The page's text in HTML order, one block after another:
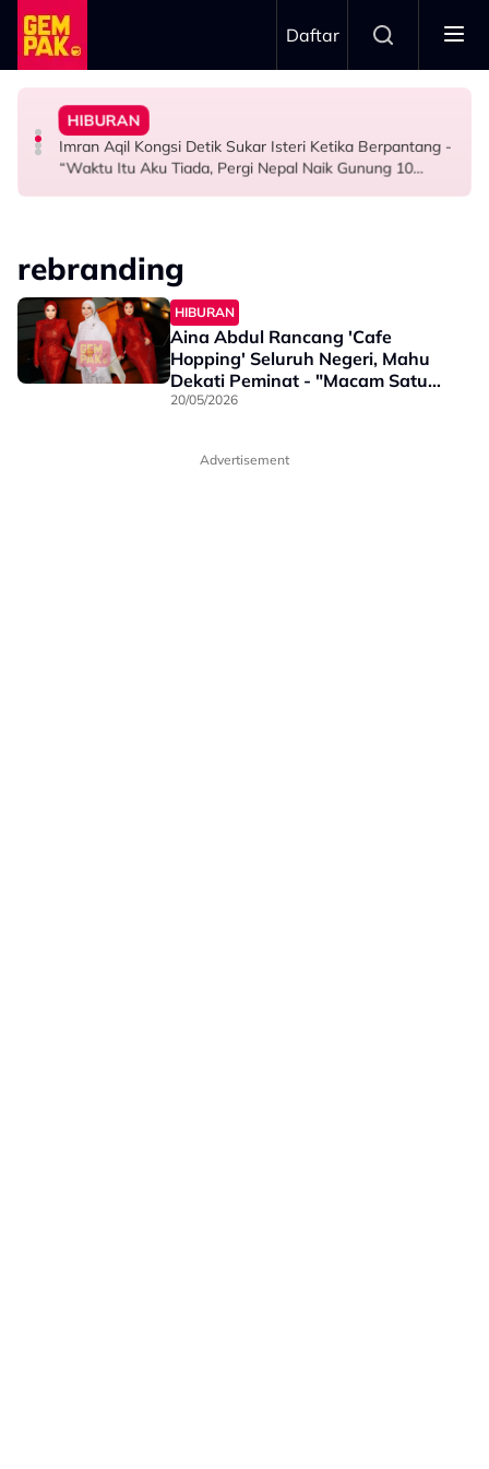
Skip to main content
Daftar
HIBURAN
Diserang Gara-Gara Netizen Salah Orang, Sherry Al
Hadad Terkilan Fizikal Jadi Bahan Hinaan - “Saya Ambil
Masa Bina Nama…”
HIBURAN
Imran Aqil Kongsi Detik Sukar Isteri Ketika Berpantang -
“Waktu Itu Aku Tiada, Pergi Nepal Naik Gunung 10
HIBURAN
Khairul Aming Raih Jualan Lebih RM2 Juta Dalam
Kurang Dua Minit
HIBURAN
“Ada Yang Datang Menyapa, Teresak-Esak Menangis…”
- Noraniza Idris
rebranding
HIBURAN
Aina Abdul Rancang 'Cafe
Hopping' Seluruh Negeri, Mahu
Dekati Peminat - "Macam Satu
Proses 'Rebranding'..."
20/05/2026
Advertisement